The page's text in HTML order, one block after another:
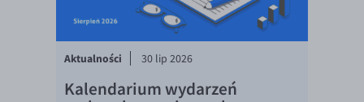
Aktualności 30 lip 2026
Kalendarium wydarzeń